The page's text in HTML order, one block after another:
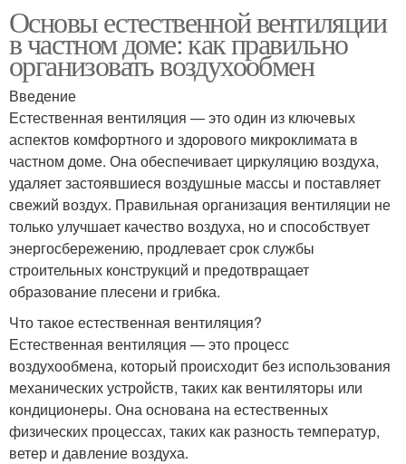
Основы естественной вентиляции
в частном доме: как правильно
организовать воздухообмен
Введение
Естественная вентиляция — это один из ключевых
аспектов комфортного и здорового микроклимата в
частном доме. Она обеспечивает циркуляцию воздуха,
удаляет застоявшиеся воздушные массы и поставляет
свежий воздух. Правильная организация вентиляции не
только улучшает качество воздуха, но и способствует
энергосбережению, продлевает срок службы
строительных конструкций и предотвращает
образование плесени и грибка.
Что такое естественная вентиляция?
Естественная вентиляция — это процесс
воздухообмена, который происходит без использования
механических устройств, таких как вентиляторы или
кондиционеры. Она основана на естественных
физических процессах, таких как разность температур,
ветер и давление воздуха.